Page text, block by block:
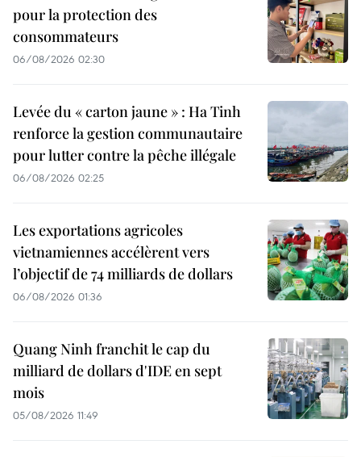
pour la protection des
consommateurs
06/08/2026 02:30
Levée du « carton jaune » : Ha Tinh
renforce la gestion communautaire
pour lutter contre la pêche illégale
06/08/2026 02:25
Les exportations agricoles
vietnamiennes accélèrent vers
l’objectif de 74 milliards de dollars
06/08/2026 01:36
Quang Ninh franchit le cap du
milliard de dollars d'IDE en sept
mois
05/08/2026 11:49